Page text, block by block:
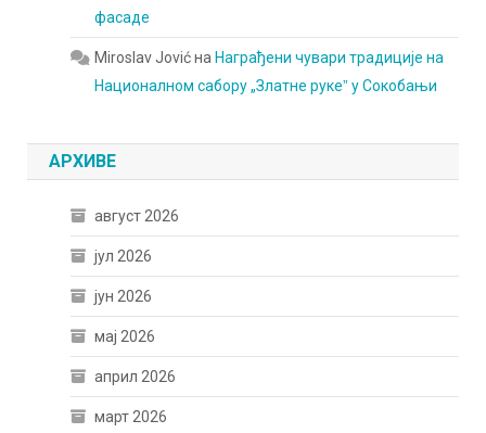
фасаде
Miroslav Jovićна Награђени чувари традиције на
Националном сабору „Златне рукеˮ у Сокобањи
АРХИВЕ
август 2026
јул 2026
јун 2026
мај 2026
април 2026
март 2026